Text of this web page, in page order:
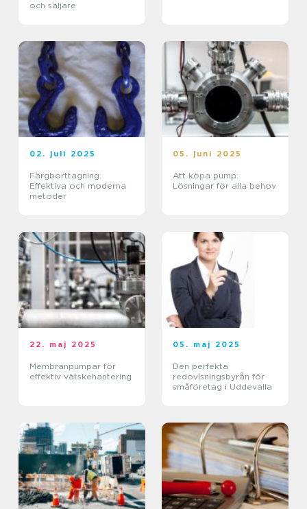
och säljare
02. juli 2025
Färgborttagning:
Effektiva och moderna
metoder
05. juni 2025
Att köpa pump:
Lösningar för alla behov
22. maj 2025
Membranpumpar för
effektiv vätskehantering
05. maj 2025
Den perfekta
redovisningsbyrån för
småföretag i Uddevalla